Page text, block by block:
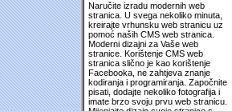
Naručite izradu modernih web
stranica. U svega nekoliko minuta,
kreirajte vrhunsku web stranicu uz
pomoć naših CMS web stranica.
Moderni dizajni za Vaše web
stranice. Korištenje CMS web
stranica slično je kao korištenje
Facebooka, ne zahtjeva znanje
kodiranja i programiranja. Započnite
pisati, dodajte nekoliko fotografija i
imate brzo svoju prvu web stranicu.